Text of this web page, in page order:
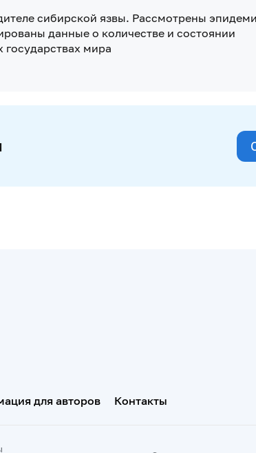
сибирской язвы. Рассмотрены
данные о количестве и состоянии
мира
для авторов Контакты